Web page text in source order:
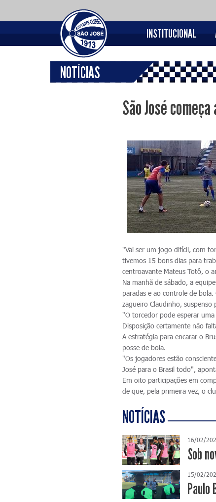
INSTITUCIONAL
NOTÍCIAS
São José
"Vai ser um jogo difícil, com
tivemos 15 bons dias para
centroavante Mateus Totô, o
Na manhã de sábado, a
paradas e ao controle de
zagueiro Claudinho, suspenso
"O torcedor pode esperar
Disposição certamente não
A estratégia para encarar o
posse de bola.
"Os jogadores estão
José para o Brasil todo",
Em oito participações em
de que, pela primeira vez, o
NOTÍCIAS
16/02/
Sob
15/02/
Paulo